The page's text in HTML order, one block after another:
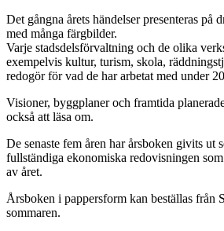
Det gångna årets händelser presenteras på
med många färgbilder.
Varje stadsdelsförvaltning och de olika
exempelvis kultur, turism, skola,
redogör för vad de har arbetat med under
Visioner, byggplaner och framtida
också att läsa om.
De senaste fem åren har årsboken givits ut
fullständiga ekonomiska redovisningen
av året.
Årsboken i pappersform kan beställas från
sommaren.